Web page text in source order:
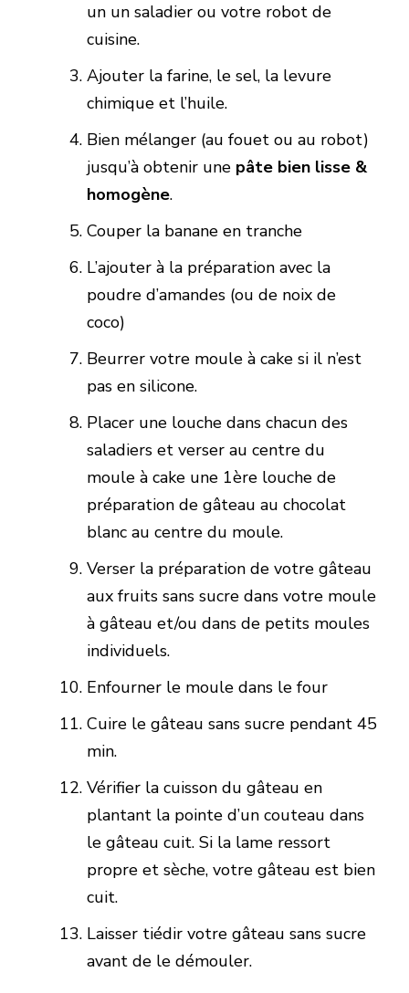
un un saladier ou votre robot de
cuisine.
Ajouter la farine, le sel, la levure
chimique et l’huile.
Bien mélanger (au fouet ou au robot)
jusqu’à obtenir une pâte bien lisse &
homogène.
Couper la banane en tranche
L’ajouter à la préparation avec la
poudre d’amandes (ou de noix de
coco)
Beurrer votre moule à cake si il n’est
pas en silicone.
Placer une louche dans chacun des
saladiers et verser au centre du
moule à cake une 1ère louche de
préparation de gâteau au chocolat
blanc au centre du moule.
Verser la préparation de votre gâteau
aux fruits sans sucre dans votre moule
à gâteau et/ou dans de petits moules
individuels.
Enfourner le moule dans le four
Cuire le gâteau sans sucre pendant 45
min.
Vérifier la cuisson du gâteau en
plantant la pointe d’un couteau dans
le gâteau cuit. Si la lame ressort
propre et sèche, votre gâteau est bien
cuit.
Laisser tiédir votre gâteau sans sucre
avant de le démouler.